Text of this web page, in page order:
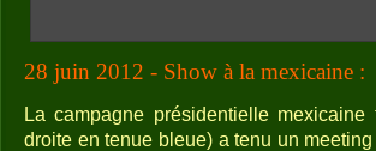
28 juin 2012 - Show à la mexicaine :
La campagne présidentielle
droite en tenue bleue) a tenu un